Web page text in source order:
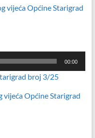
vijeća Općine Starigrad
00:00
broj 3/25
vijeća Općine Starigrad